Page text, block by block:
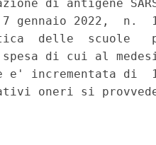
di antigene
7 gennaio 2022,
delle  scuole
di cui al
e' incrementata